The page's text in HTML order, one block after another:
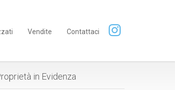
Vendite Contattaci
in Evidenza